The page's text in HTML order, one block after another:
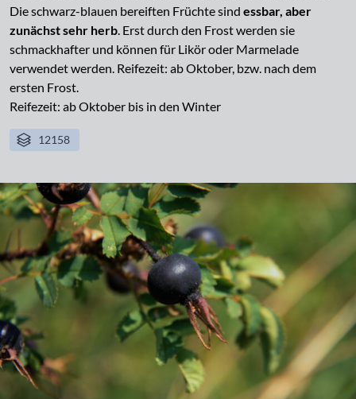
Die schwarz-blauen bereiften Früchte sind essbar, aber
zunächst sehr herb . Erst durch den Frost werden sie
schmackhafter und können für Likör oder Marmelade
verwendet werden. Reifezeit: ab Oktober, bzw. nach dem
ersten Frost.
Reifezeit: ab Oktober bis in den Winter
12158